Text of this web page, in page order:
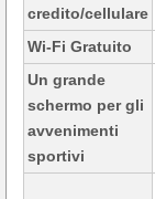
credito/cellulare
Wi-Fi Gratuito
Un grande
schermo per gli
avvenimenti
sportivi